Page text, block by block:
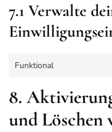
7.1 Verwalte
Funktional
8.
und Löschen